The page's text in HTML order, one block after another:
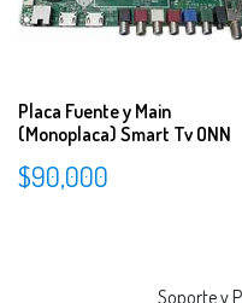
Placa Fuente y Main
(Monoplaca) Smart Tv ONN
$90,000
Soporte y